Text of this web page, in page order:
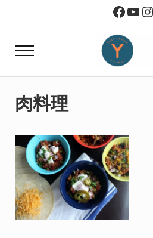
Skip to header right navigation
Menu
Yoko
肉料理